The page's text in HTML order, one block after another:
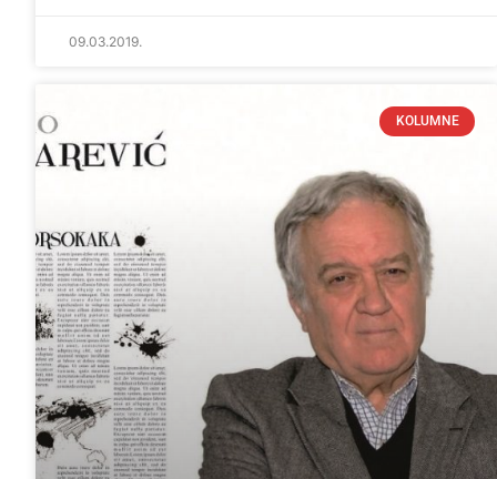
09.03.2019.
KOLUMNE